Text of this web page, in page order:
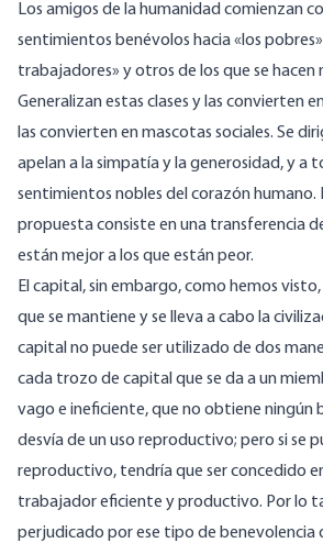
Los amigos de la humanidad comienzan
sentimientos benévolos hacia «los
trabajadores» y otros de los que se hacen
Generalizan estas clases y las convierten
las convierten en mascotas sociales. Se
apelan a la simpatía y la generosidad, y a
sentimientos nobles del corazón humano.
propuesta consiste en una transferencia
están mejor a los que están peor.
El capital, sin embargo, como hemos
que se mantiene y se lleva a cabo la
capital no puede ser utilizado de dos
cada trozo de capital que se da a un
vago e ineficiente, que no obtiene ningún
desvía de un uso reproductivo; pero si se
reproductivo, tendría que ser concedido
trabajador eficiente y productivo. Por lo
perjudicado por ese tipo de benevolencia